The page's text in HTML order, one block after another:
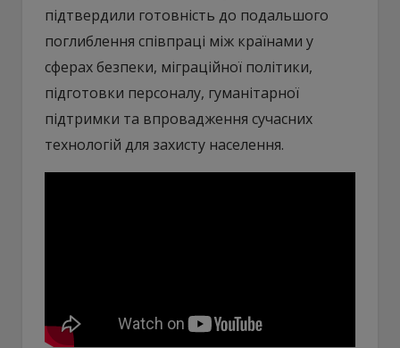
підтвердили готовність до подальшого
поглиблення співпраці між країнами у
сферах безпеки, міграційної політики,
підготовки персоналу, гуманітарної
підтримки та впровадження сучасних
технологій для захисту населення.